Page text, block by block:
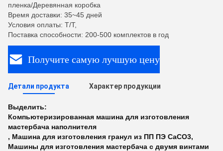
пленка/Деревянная коробка
Время доставки: 35~45 дней
Условия оплаты: T/T,
Поставка способности: 200-500 комплектов в год
Получите самую лучшую цену
Детали продукта Характер продукции
Выделить:
Компьютеризированная машина для изготовления
мастербача наполнителя
, Машина для изготовления гранул из ПП ПЭ CaCO3,
Машины для изготовления мастербача с двумя винтами